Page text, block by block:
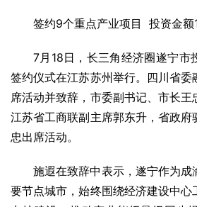
签约9个重点产业项目 投资金额
7月18日，长三角经济圈遂宁市
签约仪式在江苏苏州举行。四川省委
席活动并致辞，市委副书记、市长王
江苏省工商联副主席郭东升，省政府
忠出席活动。
施遐在致辞中表示，遂宁作为
要节点城市，始终围绕经济建设中心